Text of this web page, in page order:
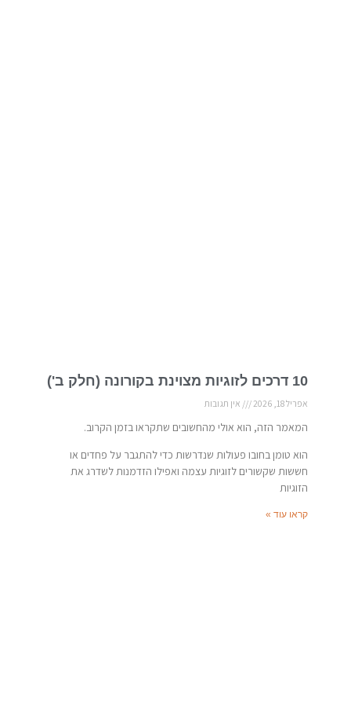
10 דרכים לזוגיות מצוינת בקורונה (חלק ב')
אפריל 18, 2026 אין תגובות
המאמר הזה, הוא אולי מהחשובים שתקראו בזמן הקרוב.
הוא טומן בחובו פעולות שנדרשות כדי להתגבר על פחדים או
חששות שקשורים לזוגיות עצמה ואפילו הזדמנות לשדרג את
הזוגיות
קראו עוד »